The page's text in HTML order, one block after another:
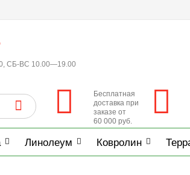
СБ-ВС 10.00—19.00
Бесплатная
доставка при
заказе от
60 000 руб.
Линолеум Ковролин